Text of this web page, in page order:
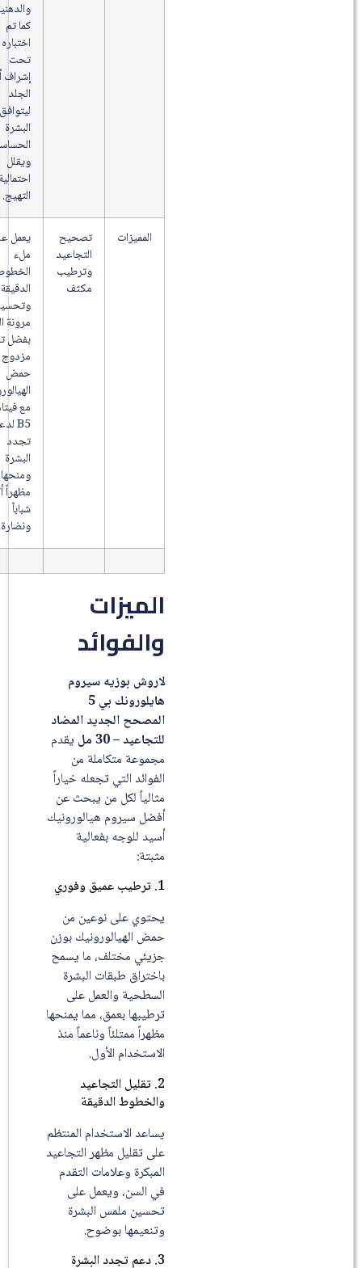
والدهنية،
إشراف أطباء
ليتوافق مع
الحساسة
المميزات
تصحيح
التجاعيد
وترطيب
يعمل على
ملء
الخطوط
وتحسين
مرونة الجلد
بفضل تركيز
مزدوج من
الهيالورونيك
مع فيتامين
B5 لدعم
مظهراً أكثر
الميزات
والفوائد
لاروش بوزيه سيروم
هايلورونك بي 5
المصحح الجديد المضاد
للتجاعيد – 30 مل
يقدم
مجموعة متكاملة من
الفوائد التي تجعله خياراً
مثالياً لكل من يبحث عن
أفضل سيروم هيالورونيك
أسيد للوجه بفعالية
يحتوي على نوعين من
حمض الهيالورونيك بوزن
جزيئي مختلف، ما يسمح
باختراق طبقات البشرة
السطحية والعمل على
ترطيبها بعمق، مما يمنحها
مظهراً ممتلئاً وناعماً منذ
الاستخدام الأول.
2. تقليل التجاعيد
والخطوط الدقيقة
يساعد الاستخدام المنتظم
على تقليل مظهر التجاعيد
المبكرة وعلامات التقدم
في السن، ويعمل على
تحسين ملمس البشرة
وتنعيمها بوضوح.